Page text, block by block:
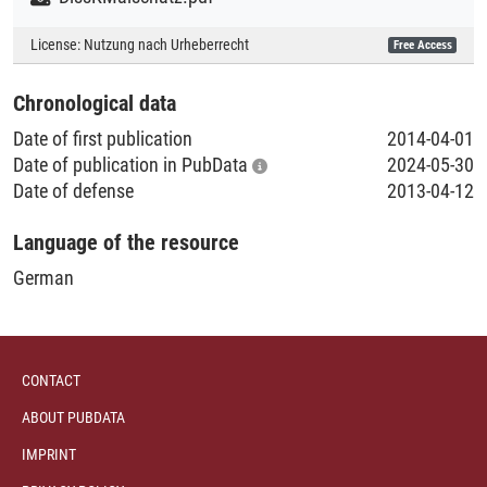
License: Nutzung nach Urheberrecht Free Access
Chronological data
Date of first publication
2014-04-01
Date of publication in PubData
2024-05-30
Date of defense
2013-04-12
Language of the resource
German
Collections
Literaturpublikationen
CONTACT
ABOUT PUBDATA
IMPRINT